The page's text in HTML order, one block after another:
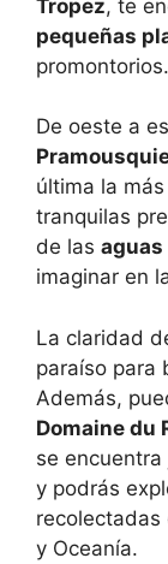
Tropez, te
pequeñas
promontorios.
De oeste a
última la
tranquilas
de las
imaginar en
La claridad
paraíso para
Además,
Domaine du
se
y podrás
recolectadas
y Oceanía.